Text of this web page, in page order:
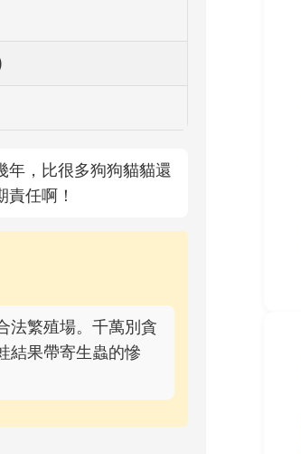
年，比很多狗狗貓貓還
任啊！
法繁殖場。千萬別貪
結果帶寄生蟲的慘